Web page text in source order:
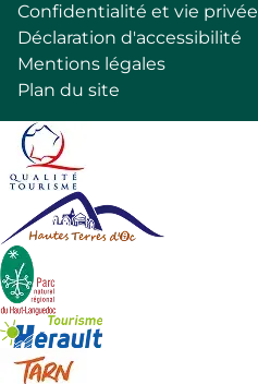
Pied
de
page
Confidentialité et vie privée
Déclaration d'accessibilité
Mentions légales
Plan du site